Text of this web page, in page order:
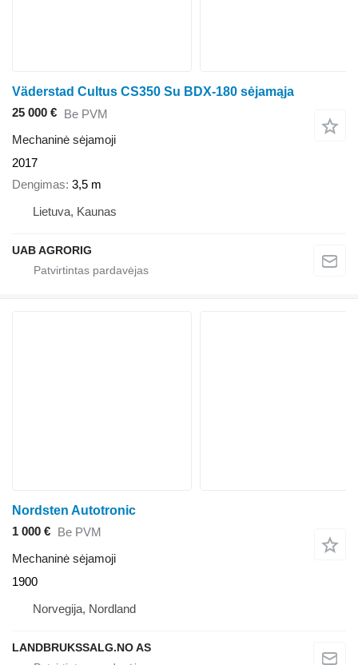
Väderstad Cultus CS350 Su BDX-180 sėjamąja
25 000 € Be PVM
Mechaninė sėjamoji
2017
Dengimas 3,5 m
Lietuva, Kaunas
UAB AGRORIG
Nordsten Autotronic
1 000 € Be PVM
Mechaninė sėjamoji
1900
Norvegija, Nordland
LANDBRUKSSALG.NO AS